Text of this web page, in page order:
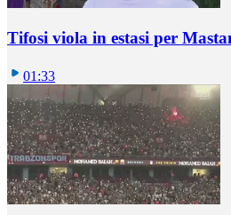
Tifosi viola in estasi per
01:33